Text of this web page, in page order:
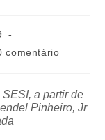
comentário
a partir de
Pinheiro, Jr